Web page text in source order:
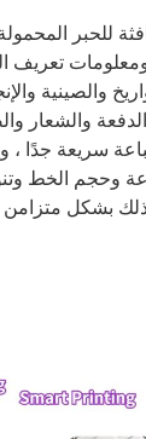
للحبر
تعريف
والصينية
والشعار
سريعة جدًا ،
وحجم الخط
ذلك بشكل